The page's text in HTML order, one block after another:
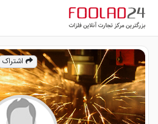
اشتراک